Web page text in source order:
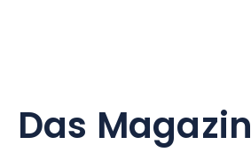
Das Magazin